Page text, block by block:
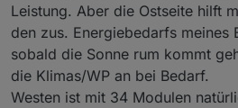
Leistung. Aber die Ostseite hilft
den zus. Energiebedarfs meines
sobald die Sonne rum kommt
die Klimas/WP an bei Bedarf.
Westen ist mit 34 Modulen